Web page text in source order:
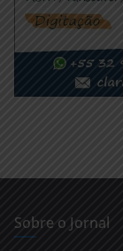
Sobre o Jornal